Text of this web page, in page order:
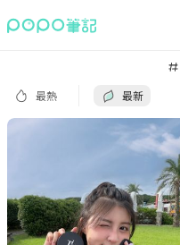
最熱 最新